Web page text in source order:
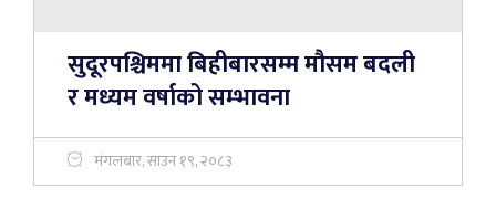
सुदूरपश्चिममा बिहीबारसम्म मौसम बदली
र मध्यम वर्षाको सम्भावना
मंगलबार, साउन १९, २०८३